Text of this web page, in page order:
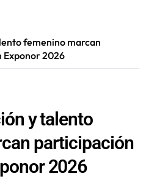
femenino marcan
Exponor 2026
y talento
participación
2026